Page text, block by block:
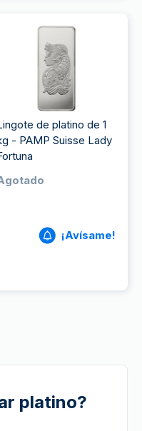
de platino de 1
- PAMP Suisse Lady
¡Avísame!
platino?